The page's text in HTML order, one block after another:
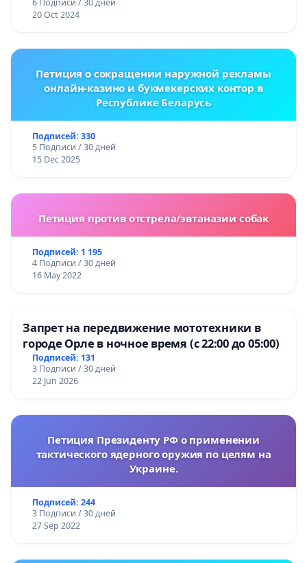
6 Подписи / 30 дней
20 Oct 2024
Петиция о сокращении наружной рекламы
онлайн-казино и букмекерских контор в
Республике Беларусь
Подписей: 330
5 Подписи / 30 дней
15 Dec 2025
Петиция против отстрела/эвтаназии собак
Подписей: 1 195
4 Подписи / 30 дней
16 May 2022
Запрет на передвижение мототехники в
городе Орле в ночное время (с 22:00 до 05:00)
Подписей: 131
3 Подписи / 30 дней
22 Jun 2026
Петиция Президенту РФ о применении
тактического ядерного оружия по целям на
Украине.
Подписей: 244
3 Подписи / 30 дней
27 Sep 2022